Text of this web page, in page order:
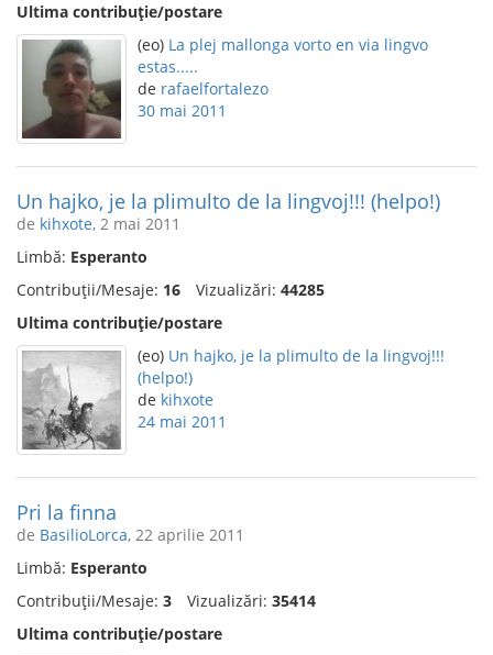
Ultima contribuție/postare
(eo) La plej mallonga vorto en via lingvo
estas.....
de rafaelfortalezo
30 mai 2011
Un hajko, je la plimulto de la lingvoj!!! (helpo!)
de kihxote, 2 mai 2011
Limbă: Esperanto
Contribuții/Mesaje: 16 Vizualizări: 44285
Ultima contribuție/postare
(eo) Un hajko, je la plimulto de la lingvoj!!!
(helpo!)
de kihxote
24 mai 2011
Pri la finna
de BasilioLorca, 22 aprilie 2011
Limbă: Esperanto
Contribuții/Mesaje: 3 Vizualizări: 35414
Ultima contribuție/postare